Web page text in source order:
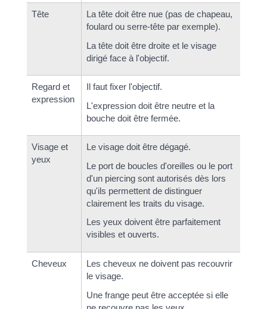
Tête
La tête doit être nue (pas de chapeau,
foulard ou serre-tête par exemple).
La tête doit être droite et le visage
dirigé face à l'objectif.
Regard et
expression
Il faut fixer l'objectif.
L'expression doit être neutre et la
bouche doit être fermée.
Visage et
yeux
Le visage doit être dégagé.
Le port de boucles d'oreilles ou le port
d'un piercing sont autorisés dès lors
qu'ils permettent de distinguer
clairement les traits du visage.
Les yeux doivent être parfaitement
visibles et ouverts.
Cheveux
Les cheveux ne doivent pas recouvrir
le visage.
Une frange peut être acceptée si elle